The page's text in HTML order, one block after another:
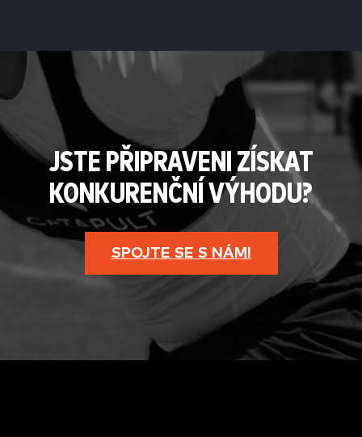
JSTE PŘIPRAVENI ZÍSKAT
KONKURENČNÍ VÝHODU?
SPOJTE SE S NÁMI